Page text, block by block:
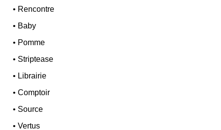
• Rencontre
• Baby
• Pomme
• Striptease
• Librairie
•Comptoir
• Source
•Vertus